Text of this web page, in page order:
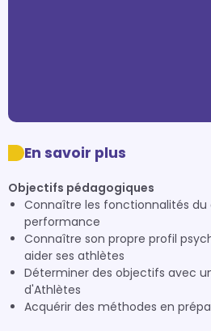
En savoir plus
Objectifs pédagogiques
Connaître les fonctionnalités
performance
Connaître son propre profil
aider ses athlètes
Déterminer des objectifs avec
d'Athlètes
Acquérir des méthodes en